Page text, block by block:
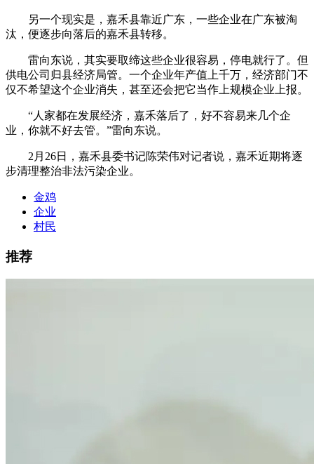
另一个现实是，嘉禾县靠近广东，一些企业在广东被淘
汰，便逐步向落后的嘉禾县转移。
雷向东说，其实要取缔这些企业很容易，停电就行了。但
供电公司归县经济局管。一个企业年产值上千万，经济部门不
仅不希望这个企业消失，甚至还会把它当作上规模企业上报。
“人家都在发展经济，嘉禾落后了，好不容易来几个企
业，你就不好去管。”雷向东说。
2月26日，嘉禾县委书记陈荣伟对记者说，嘉禾近期将逐
步清理整治非法污染企业。
金鸡
企业
村民
推荐